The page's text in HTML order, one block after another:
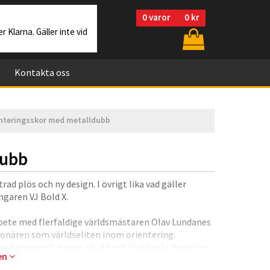
0varor 0 kr
Klarna. Gäller inte vid
Kontakta oss
med metalldubb
plös och ny design. I övrigt lika vad gäller
VJ Bold X.
med flerfaldige världsmästaren Olav Lundanes
som världseliten inom orientering.
maximalt grepp, skydd och löpkänsla. Superior
maximalt grepp på alla underlag.